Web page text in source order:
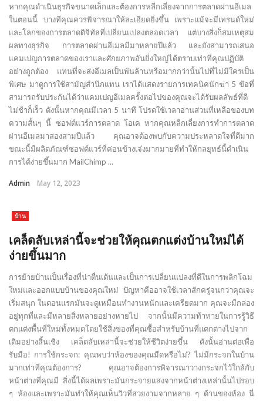
หากคุณดำเนินธุรกิจขนาดเล็กและต้องการหลีกเลี่ยงจากการตลาดผ่านอีเมล
ในตอนนี้ บางทีคุณควรพิจารณาให้ละเอียดยิ่งขึ้น เพราะแม้จะมีเทรนด์ใหม่
และโลกของการตลาดดิจิทัลที่เปลี่ยนแปลงตลอดเวลา แต่บางสิ่งก็สมเหตุสม
ผลทางธุรกิจ การตลาดผ่านอีเมลมีมาหลายปีแล้ว และยังสามารถเสนอ
แคมเปญการตลาดของเราและศักยภาพอันยิ่งใหญ่ได้ตราบเท่าที่คุณปฏิบัติ
อย่างถูกต้อง แทนที่จะส่งอีเมลเป็นพันล้านหรือมากกว่านั้นไปที่ไม่มีใครเป็น
พิเศษ มาดูการใช้สามัญสำนึกแทน เราได้แสดงรายการเทคนิคนักฆ่า 5 ข้อที่
สามารถรับประกันได้ว่าแคมเปญอีเมลครั้งต่อไปของคุณจะได้รับผลลัพธ์ที่ดี
ไม่ช้าก็เร็ว ดังนั้นหากคุณมีเวลา 5 นาที โปรดใช้เวลาอ่านส่วนที่เหลือของบท
ความสั้นๆ นี้ ซอฟต์แวร์การตลาด โอเค หากคุณหลีกเลี่ยงการทำการตลาด
ผ่านอีเมลมาสองสามปีแล้ว คุณอาจต้องพบกับความประหลาดใจที่ดีมาก
ขณะนี้มีผลิตภัณฑ์ซอฟต์แวร์ที่ค่อนข้างเจ๋งมากมายที่ทำให้กลยุทธ์นี้ดำเนิน
การได้ง่ายขึ้นมาก MailChimp ...
Admin May 12, 2023
บ้าน
เคล็ดลับเหล่านี้จะช่วยให้คุณตกแต่งบ้านใหม่ได้
ง่ายขึ้นมาก
การย้ายบ้านเป็นเรื่องที่น่าตื่นเต้นและเป็นการเปลี่ยนแปลงที่ดีในการพลิกโฉม
ใหม่และออกแบบบ้านของคุณใหม่ ปัญหาคืออาจใช้เวลาสักครู่จนกว่าคุณจะ
เริ่มสนุก ในตอนแรกมันจะดูเหมือนทำงานหนักและเครียดมาก คุณจะมีกล่อง
อยู่ทุกที่และมีหลายสิ่งหลายอย่างหายไป จากนั้นมีความท้าทายในการรู้วิธี
ตกแต่งพื้นที่ใหม่ทั้งหมดโดยใช้สิ่งของที่คุณซื้อสำหรับบ้านที่แตกต่างไปจาก
เดิมอย่างสิ้นเชิง เคล็ดลับเหล่านี้จะช่วยให้ชีวิตง่ายขึ้น ดังนั้นอ่านต่อเพื่อ
รับมือ! การใช้กระจก: คุณพบว่าห้องของคุณมืดหรือไม่? ไม่มีกระจกในบ้าน
มากเท่าที่คุณต้องการ? คุณอาจต้องการพิจารณาวางกระจกไว้ใกล้กับ
หน้าต่างที่คุณมี สิ่งนี้ได้ผลเพราะมันกระจายแสงจากหน้าต่างเหล่านั้นไปรอบ
ๆ ห้องและเพราะมันทำให้คุณเห็นวิวที่สวยงามจากหลาย ๆ ด้านของห้อง นี่